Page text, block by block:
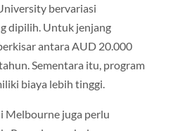
bervariasi
dipilih. Untuk jenjang
antara AUD 20.000
Sementara itu, program
biaya lebih tinggi.
Melbourne juga perlu